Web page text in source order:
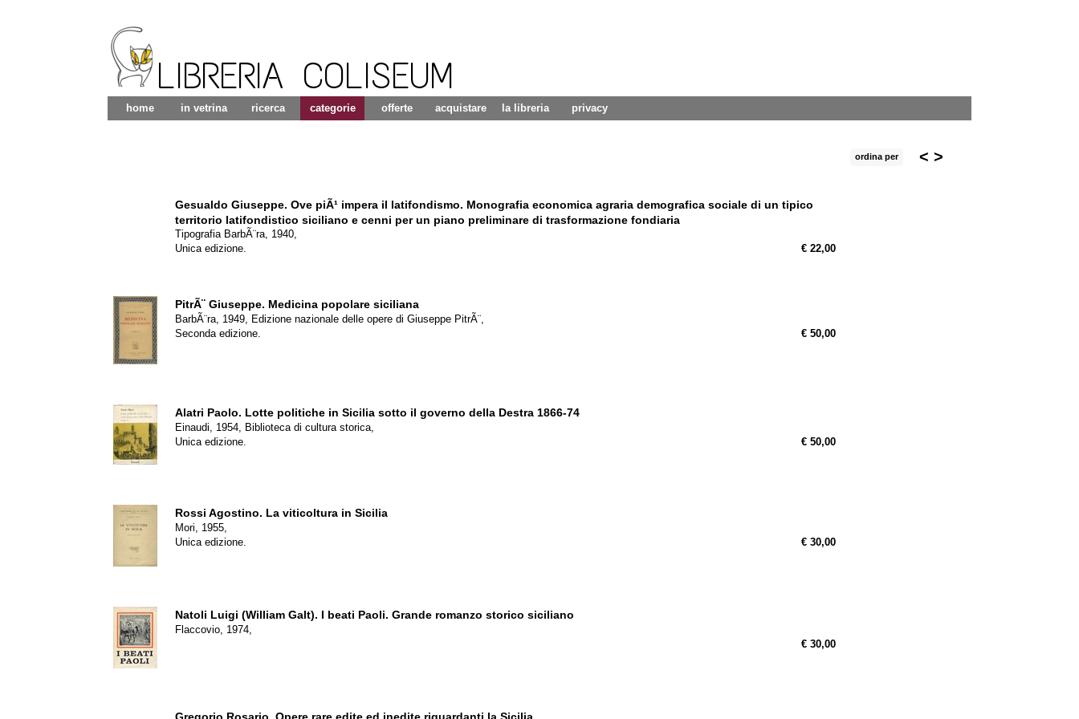
LIBRERIA COLISEUM
home in vetrina ricerca categorie offerte acquistare la libreria privacy
< >
ordina per
Gesualdo Giuseppe. Ove piÃ¹ impera il latifondismo. Monografia economica agraria demografica sociale di un tipico
territorio latifondistico siciliano e cenni per un piano preliminare di trasformazione fondiaria
Tipografia BarbÃ¨ra, 1940,
Unica edizione.
€ 22,00
PitrÃ¨ Giuseppe. Medicina popolare siciliana
BarbÃ¨ra, 1949, Edizione nazionale delle opere di Giuseppe PitrÃ¨,
Seconda edizione.
€ 50,00
Alatri Paolo. Lotte politiche in Sicilia sotto il governo della Destra 1866-74
Einaudi, 1954, Biblioteca di cultura storica,
Unica edizione.
€ 50,00
Rossi Agostino. La viticoltura in Sicilia
Mori, 1955,
Unica edizione.
€ 30,00
Natoli Luigi (William Galt). I beati Paoli. Grande romanzo storico siciliano
Flaccovio, 1974,
€ 30,00